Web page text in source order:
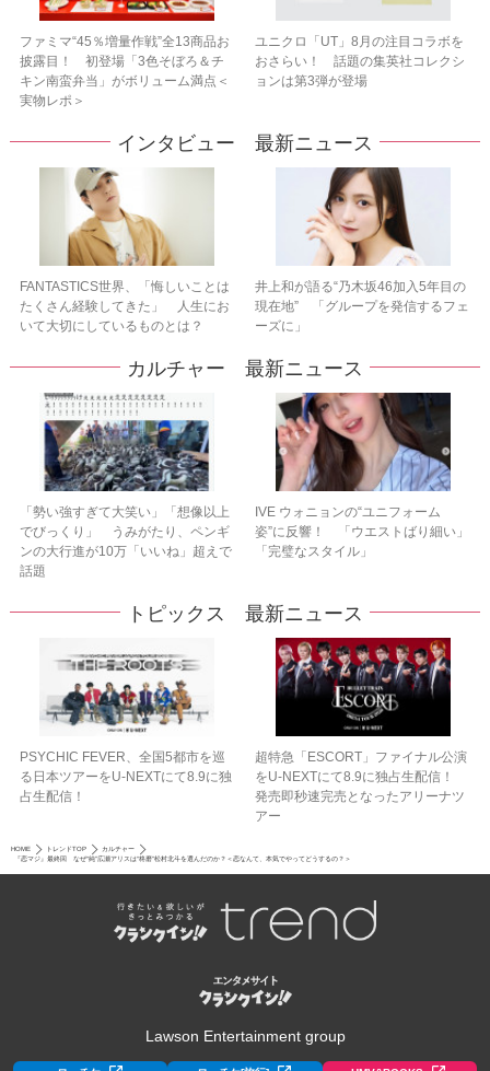
ファミマ“45％増量作戦”全13商品お
披露目！ 初登場「3色そぼろ＆チ
キン南蛮弁当」がボリューム満点＜
実物レポ＞
ユニクロ「UT」8月の注目コラボを
おさらい！ 話題の集英社コレクシ
ョンは第3弾が登場
インタビュー 最新ニュース
FANTASTICS世界、「悔しいことは
たくさん経験してきた」 人生にお
いて大切にしているものとは？
井上和が語る“乃木坂46加入5年目の
現在地” 「グループを発信するフェ
ーズに」
カルチャー 最新ニュース
「勢い強すぎて大笑い」「想像以上
でびっくり」 うみがたり、ペンギ
ンの大行進が10万「いいね」超えで
話題
IVE ウォニョンの“ユニフォーム
姿”に反響！ 「ウエストばり細い」
「完璧なスタイル」
トピックス 最新ニュース
PSYCHIC FEVER、全国5都市を巡
る日本ツアーをU‐NEXTにて8.9に独
占生配信！
超特急「ESCORT」ファイナル公演
をU-NEXTにて8.9に独占生配信！
発売即秒速完売となったアリーナツ
アー
HOME トレンドTOP
カルチャー
『恋マジ』最終回 なぜ“純”広瀬アリスは“柊磨”松村北斗を選んだのか？＜恋なんて、本気でやってどうするの？＞
Lawson Entertainment group